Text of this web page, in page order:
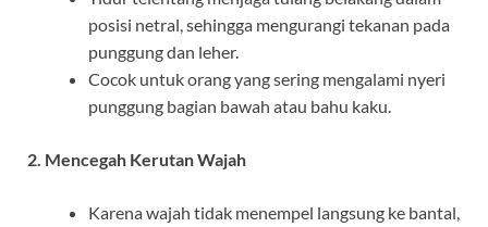
posisi netral, sehingga mengurangi tekanan pada
punggung dan leher.
Cocok untuk orang yang sering mengalami nyeri
punggung bagian bawah atau bahu kaku.
2. Mencegah Kerutan Wajah
Karena wajah tidak menempel langsung ke bantal,